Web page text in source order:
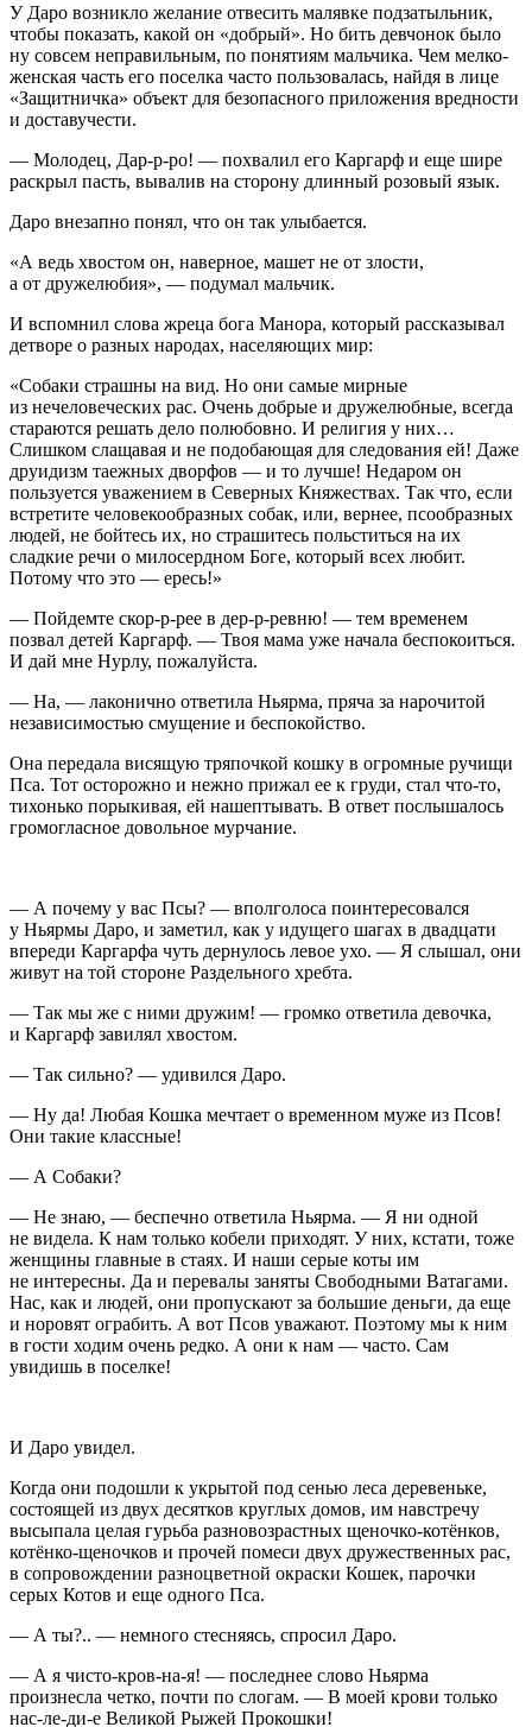
У Даро возникло желание отвесить малявке подзатыльник,
чтобы показать, какой он «добрый». Но бить девчонок было
ну совсем неправильным, по понятиям мальчика. Чем мелко-
женская часть его поселка часто пользовалась, найдя в лице
«Защитничка» объект для безопасного приложения вредности
и доставучести.
— Молодец, Дар-р-ро! — похвалил его Каргарф и еще шире
раскрыл пасть, вывалив на сторону длинный розовый язык.
Даро внезапно понял, что он так улыбается.
«А ведь хвостом он, наверное, машет не от злости,
а от дружелюбия», — подумал мальчик.
И вспомнил слова жреца бога Манора, который рассказывал
детворе о разных народах, населяющих мир:
«Собаки страшны на вид. Но они самые мирные
из нечеловеческих рас. Очень добрые и дружелюбные, всегда
стараются решать дело полюбовно. И религия у них…
Слишком слащавая и не подобающая для следования ей! Даже
друидизм таежных дворфов — и то лучше! Недаром он
пользуется уважением в Северных Княжествах. Так что, если
встретите человекообразных собак, или, вернее, псообразных
людей, не бойтесь их, но страшитесь польститься на их
сладкие речи о милосердном Боге, который всех любит.
Потому что это — ересь!»
— Пойдемте скор-р-рее в дер-р-ревню! — тем временем
позвал детей Каргарф. — Твоя мама уже начала беспокоиться.
И дай мне Нурлу, пожалуйста.
— На, — лаконично ответила Ньярма, пряча за нарочитой
независимостью смущение и беспокойство.
Она передала висящую тряпочкой кошку в огромные ручищи
Пса. Тот осторожно и нежно прижал ее к груди, стал что-то,
тихонько порыкивая, ей нашептывать. В ответ послышалось
громогласное довольное мурчание.
— А почему у вас Псы? — вполголоса поинтересовался
у Ньярмы Даро, и заметил, как у идущего шагах в двадцати
впереди Каргарфа чуть дернулось левое ухо. — Я слышал, они
живут на той стороне Раздельного хребта.
— Так мы же с ними дружим! — громко ответила девочка,
и Каргарф завилял хвостом.
— Так сильно? — удивился Даро.
— Ну да! Любая Кошка мечтает о временном муже из Псов!
Они такие классные!
— А Собаки?
— Не знаю, — беспечно ответила Ньярма. — Я ни одной
не видела. К нам только кобели приходят. У них, кстати, тоже
женщины главные в стаях. И наши серые коты им
не интересны. Да и перевалы заняты Свободными Ватагами.
Нас, как и людей, они пропускают за большие деньги, да еще
и норовят ограбить. А вот Псов уважают. Поэтому мы к ним
в гости ходим очень редко. А они к нам — часто. Сам
увидишь в поселке!
И Даро увидел.
Когда они подошли к укрытой под сенью леса деревеньке,
состоящей из двух десятков круглых домов, им навстречу
высыпала целая гурьба разновозрастных щеночко-котёнков,
котёнко-щеночков и прочей помеси двух дружественных рас,
в сопровождении разноцветной окраски Кошек, парочки
серых Котов и еще одного Пса.
— А ты?.. — немного стесняясь, спросил Даро.
— А я чисто-кров-на-я! — последнее слово Ньярма
произнесла четко, почти по слогам. — В моей крови только
нас-ле-ди-е Великой Рыжей Прокошки!